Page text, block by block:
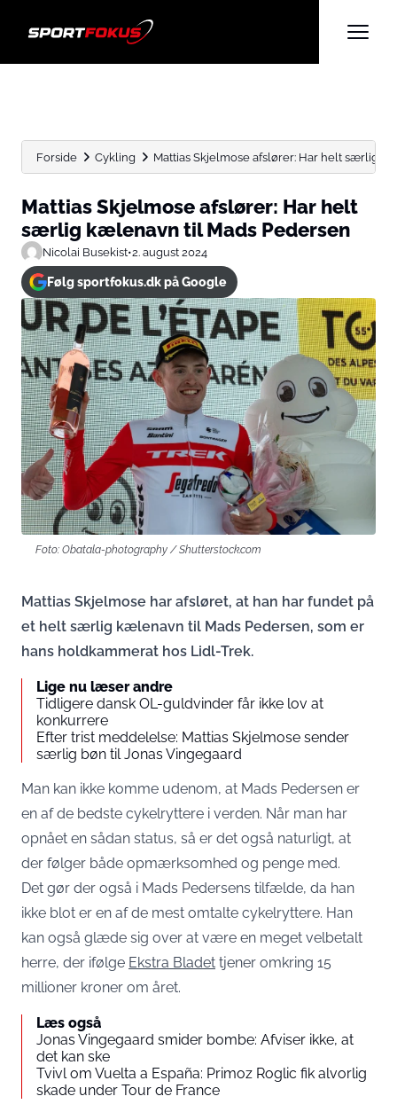
Forside Cykling Mattias Skjelmose afslører: Har helt særlig
Mattias Skjelmose afslører: Har helt
særlig kælenavn til Mads Pedersen
Nicolai Busekist•2. august 2024
Følg sportfokus.dk på Google
Foto: Obatala-photography / Shutterstock.com
Mattias Skjelmose har afsløret, at han har fundet på
et helt særlig kælenavn til Mads Pedersen, som er
hans holdkammerat hos Lidl-Trek.
Lige nu læser andre
Tidligere dansk OL-guldvinder får ikke lov at
konkurrere
Efter trist meddelelse: Mattias Skjelmose sender
særlig bøn til Jonas Vingegaard
Man kan ikke komme udenom, at Mads Pedersen er
en af de bedste cykelryttere i verden. Når man har
opnået en sådan status, så er det også naturligt, at
der følger både opmærksomhed og penge med.
Det gør der også i Mads Pedersens tilfælde, da han
ikke blot er en af de mest omtalte cykelryttere. Han
kan også glæde sig over at være en meget velbetalt
herre, der ifølge Ekstra Bladet tjener omkring 15
millioner kroner om året.
Læs også
Jonas Vingegaard smider bombe: Afviser ikke, at
det kan ske
Tvivl om Vuelta a España: Primoz Roglic fik alvorlig
skade under Tour de France